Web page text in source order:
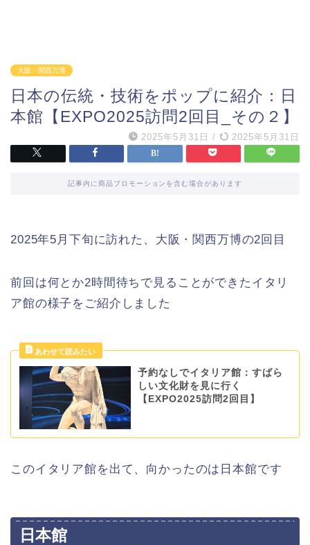
大阪・関西万博
日本の伝統・技術をポップに紹介：日
本館【EXPO2025訪問2回目_その２】
2025年5月31日 / 2025年5月31日
記事内に商品プロモーションを含む場合があります
2025年5月下旬に訪れた、大阪・関西万博の2回目
前回は何とか2時間待ちで見ることができたイタリ
ア館の様子をご紹介しました
予約なしでイタリア館：すばら
しい文化財を見に行く
【EXPO2025訪問2回目】
このイタリア館を出て、向かったのは日本館です
日本館